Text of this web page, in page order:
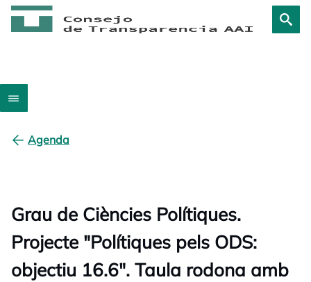
Agenda
Grau de Ciències Polítiques.
Projecte "Polítiques pels ODS:
objectiu 16.6". Taula rodona amb